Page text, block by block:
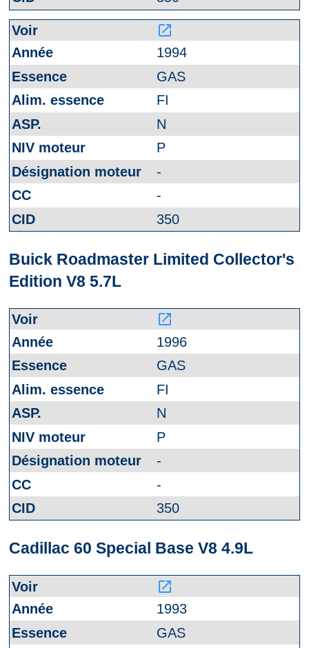
launch
1994
GAS
FI
N
P
-
-
350
Buick Roadmaster Limited Collector's
Edition V8 5.7L
launch
1996
GAS
FI
N
P
-
-
350
Cadillac 60 Special Base V8 4.9L
launch
1993
GAS